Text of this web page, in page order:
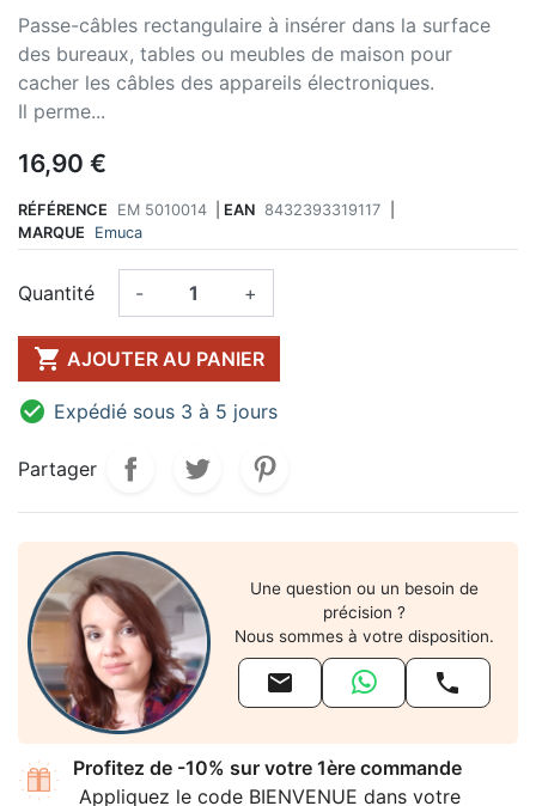
Passe-câbles rectangulaire à insérer dans la surface
des bureaux, tables ou meubles de maison pour
cacher les câbles des appareils électroniques.
Il perme...
16,90 €
RÉFÉRENCE EM 5010014 EAN 8432393319117
MARQUE
Emuca
Quantité - +
 AJOUTER AU PANIER
 Expédié sous 3 à 5 jours
Partager
Une question ou un besoin de
précision ?
Nous sommes à votre disposition.
 
Profitez de -10% sur votre 1ère commande
Appliquez le code BIENVENUE dans votre